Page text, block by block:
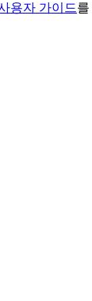
용자 가이드